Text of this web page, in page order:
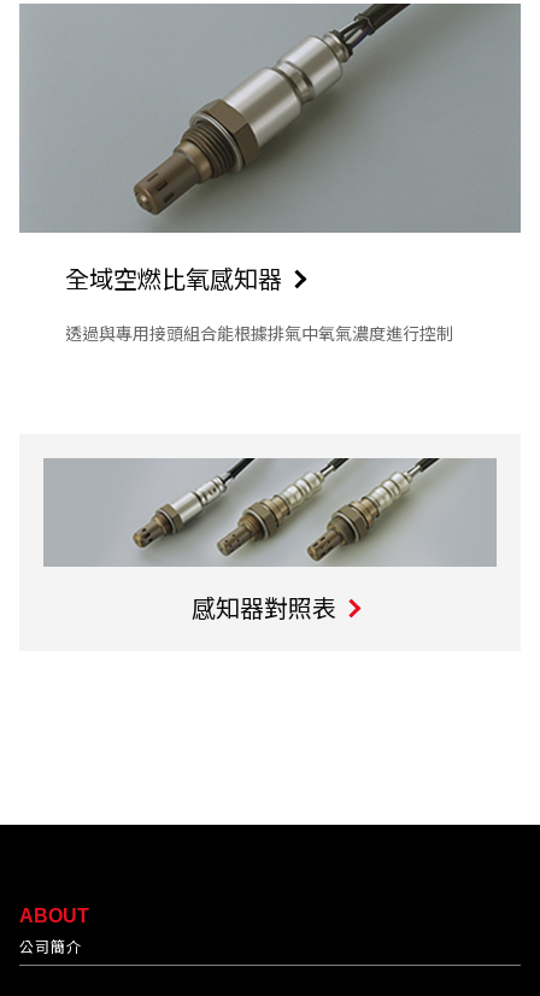
全域空燃比氧感知器
透過與專用接頭組合能根據排氣中氧氣濃度進行控制
感知器對照表
ABOUT
公司簡介